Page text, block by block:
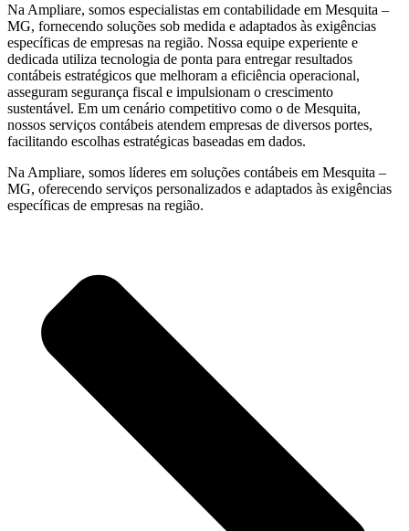
Na Ampliare, somos especialistas em contabilidade em Mesquita –
MG, fornecendo soluções sob medida e adaptados às exigências
específicas de empresas na região. Nossa equipe experiente e
dedicada utiliza tecnologia de ponta para entregar resultados
contábeis estratégicos que melhoram a eficiência operacional,
asseguram segurança fiscal e impulsionam o crescimento
sustentável. Em um cenário competitivo como o de Mesquita,
nossos serviços contábeis atendem empresas de diversos portes,
facilitando escolhas estratégicas baseadas em dados.
Na Ampliare, somos líderes em soluções contábeis em Mesquita –
MG, oferecendo serviços personalizados e adaptados às exigências
específicas de empresas na região.